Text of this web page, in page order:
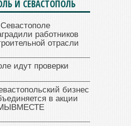
И СЕВАСТОПОЛЬ
работников
отрасли
идут проверки
бизнес
в акции